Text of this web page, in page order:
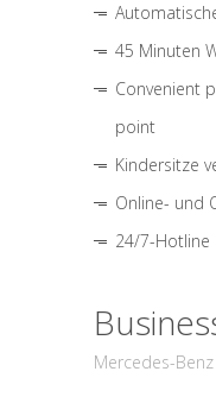
45 Minuten
Convenient
point
Kindersitze
Online- und
24/7-Hotline
Mercedes-